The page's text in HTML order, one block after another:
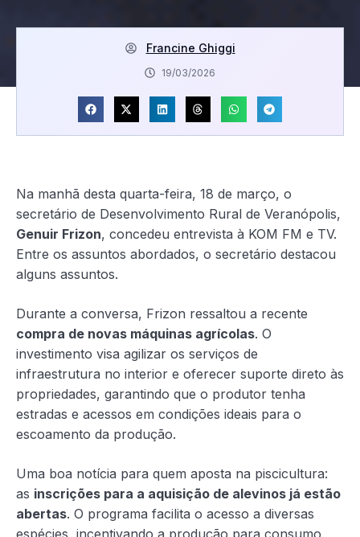
Francine Ghiggi
19/03/2026
Na manhã desta quarta-feira, 18 de março, o
secretário de Desenvolvimento Rural de Veranópolis,
Genuir Frizon, concedeu entrevista à KOM FM e TV.
Entre os assuntos abordados, o secretário destacou
alguns assuntos.
Durante a conversa, Frizon ressaltou a recente
compra de novas máquinas agrícolas. O
investimento visa agilizar os serviços de
infraestrutura no interior e oferecer suporte direto às
propriedades, garantindo que o produtor tenha
estradas e acessos em condições ideais para o
escoamento da produção.
Uma boa notícia para quem aposta na piscicultura:
as inscrições para a aquisição de alevinos já estão
abertas. O programa facilita o acesso a diversas
espécies, incentivando a produção para consumo